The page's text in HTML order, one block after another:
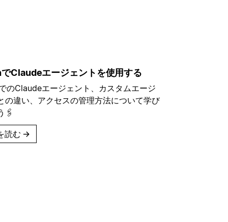
Claudeエージェントを使用する
のClaudeエージェント、カスタムエージ
の違い、アクセスの管理方法について学び
🖇️
読む →